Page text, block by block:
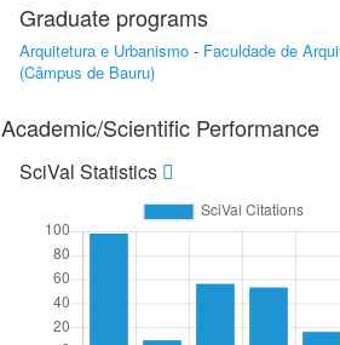
Graduate programs
Arquitetura e Urbanismo - Faculdade de
(Câmpus de Bauru)
Academic/Scientific Performance
SciVal Statistics